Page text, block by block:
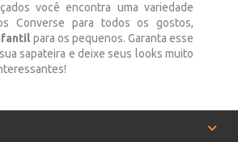
você encontra uma variedade
Converse para todos os gostos,
para os pequenos. Garanta esse
sapateira e deixe seus looks muito